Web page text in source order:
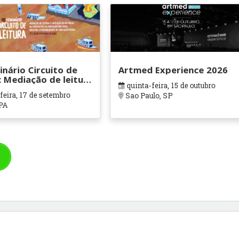
Circuito de
Mediação de leitura
de histórias na
da Educação
desafios e
na Educação
17 de setembro
Artmed Experience 2026
quinta-feira, 15 de outubro
Sao Paulo, SP